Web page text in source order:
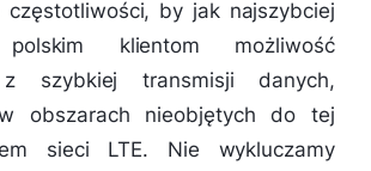
częstotliwości, by jak najszybciej
polskim klientom możliwość
z szybkiej transmisji danych,
obszarach nieobjętych do tej
sieci LTE. Nie wykluczamy